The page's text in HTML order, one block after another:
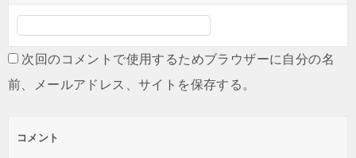
次回のコメントで使用するためブラウザーに自分の名
前、メールアドレス、サイトを保存する。
コメント